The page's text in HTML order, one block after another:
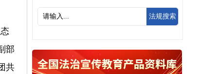
部
共
请输入... 法规搜索